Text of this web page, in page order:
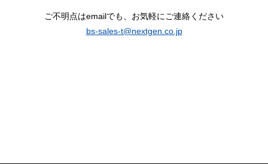
ご不明点はemailでも、お気軽にご連絡ください
bs-sales-t@nextgen.co.jp